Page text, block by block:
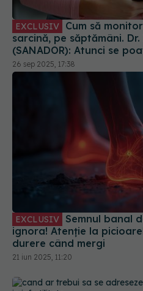
EXCLUSIV Cum să monitorizezi tensiunea în
sarcină, pe săptămâni.
(SANADOR): Atunci se
26 sep 2025, 17:38
EXCLUSIV Semnul banal dat de cârcei. Nu-i mai
ignora! Atenție la
durere când mergi